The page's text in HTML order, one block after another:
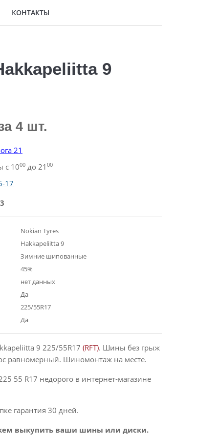
КОНТАКТЫ
9
4 шт.
21
с 1000до 21 00
17
Nokian Tyres
Hakkapeliitta 9
Зимние шипованные
45%
нет данных
Да
225/55R17
Да
9 225/55R17 (RFT). Шины без грыж
равномерный. Шиномонтаж на месте.
55 R17 недорого в интернет-магазине
гарантия 30 дней.
выкупить ваши шины или диски.